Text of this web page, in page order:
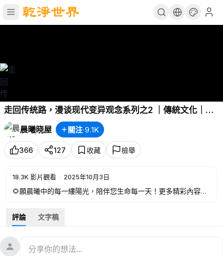
走回传统路，漫谈现代变异观念系列之2 ｜傳統文化｜知
識分享｜人生智慧 【晨曦曉屋】
晨曦晓屋
關注·9.1K
366 127 收藏 檢舉
18.3K 影片觀看 · 2025年10月3日
🌻願晨曦中的每一縷陽光，陪伴您生命每一天！更多精彩內容，
‣‣ 修道高人用宿命通功能，揭祕前世洞中修行真相
https://www.ganjingworld.com/s/pqzR87Y29j
https://www.ganjingworld.com/s/yQVYGWRyB4
評論 文字稿